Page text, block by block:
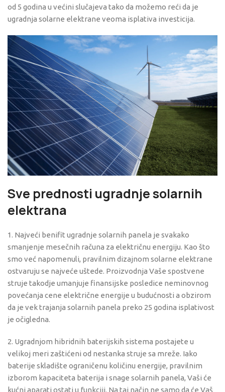
od 5 godina u većini slučajeva tako da možemo reći da je
ugradnja solarne elektrane veoma isplativa investicija.
Sve prednosti ugradnje solarnih
elektrana
1. Najveći benifit ugradnje solarnih panela je svakako
smanjenje mesečnih računa za električnu energiju. Kao što
smo već napomenuli, pravilnim dizajnom solarne elektrane
ostvaruju se najveće uštede. Proizvodnja Vaše spostvene
struje takodje umanjuje finansijske posledice neminovnog
povećanja cene električne energije u budućnosti a obzirom
da je vek trajanja solarnih panela preko 25 godina isplativost
je očigledna.
2. Ugradnjom hibridnih baterijskih sistema postajete u
velikoj meri zaštićeni od nestanka struje sa mreže. Iako
baterije skladište ograničenu količinu energije, pravilnim
izborom kapaciteta baterija i snage solarnih panela, Vaši će
kućni aparati ostati u funkciji. Na taj način ne samo da će Vaš